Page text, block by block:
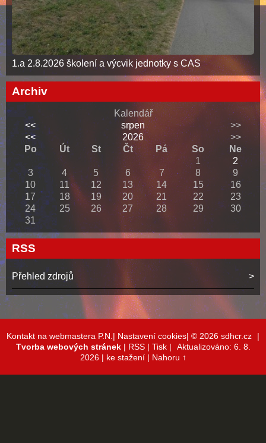
1.a 2.8.2026 školení a výcvik jednotky s CAS
Archiv
Kalendář
<<
srpen
>>
<<
2026
>>
Po
Út St Čt Pá So
Ne
1
2
3
4 5 6 7 8
9
10
11 12 13 14 15
16
17
18 19 20 21 22
23
24
25 26 27 28 29
30
31
RSS
Přehled zdrojů
Kontakt na webmastera P.N.| Nastavení cookies| © 2026 sdhcr.cz
|
Tvorba webových stránek| RSS| Tisk|
Aktualizováno: 6. 8.
2026 | ke stažení | Nahoru ↑